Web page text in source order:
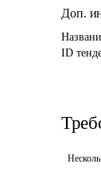
Доп.
ID